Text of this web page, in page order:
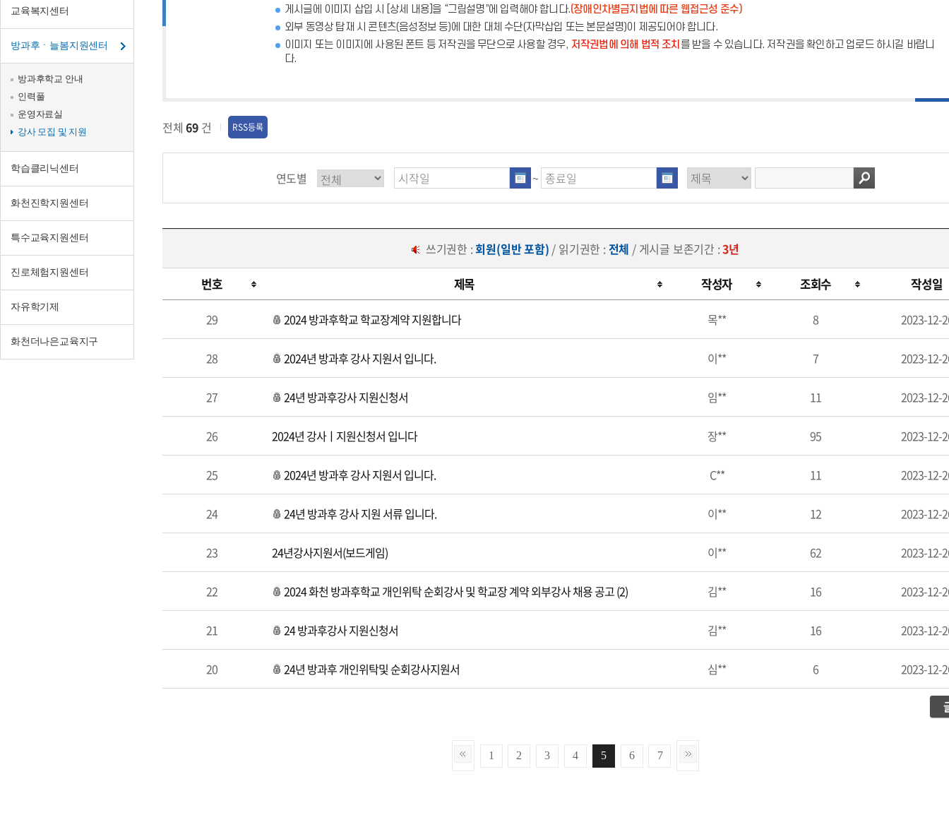
교육복지센터
방과후ㆍ늘봄지원센터
방과후학교 안내
인력풀
운영자료실
강사 모집 및 지원
학습클리닉센터
화천진학지원센터
특수교육지원센터
진로체험지원센터
자유학기제
화천더나은교육지구
게시글에 이미지 삽입 시 [상세 내용]을 “그림설명”에 입력해야 합니다.(장애인차별금지법에 따른 웹접근성 준수)
외부 동영상 탑재 시 콘텐츠(음성정보 등)에 대한 대체 수단(자막삽입 또는 본문설명)이 제공되어야 합니다.
이미지 또는 이미지에 사용된 폰트 등 저작권을 무단으로 사용할 경우, 저작권법에 의해 법적 조치 를 받을 수 있습니다. 저작권을 확인하고 업로드 하시길 바랍니
다.
전체 69 건 RSS등록
연도별 ~
쓰기권한 :회원(일반 포함) / 읽기권한 :전체 / 게시글 보존기간 :3년
모
및
번호 제목 작성자 조회수 작성일
29 2024 방과후학교 학교장계약 지원합니다 목** 8 2023-12-
28 2024년 방과후 강사 지원서 입니다. 이** 7 2023-12-
27 24년 방과후강사 지원신청서 임** 11 2023-12-
26 2024년 강사ㅣ지원신청서 입니다 장** 95 2023-12-
25 2024년 방과후 강사 지원서 입니다. C** 11 2023-12-
24 24년 방과후 강사 지원 서류 입니다. 이** 12 2023-12-
23 24년강사지원서(보드게임) 이** 62 2023-12-
22 2024 화천 방과후학교 개인위탁 순회강사 및 학교장 계약 외부강사 채용 공고 (2) 김** 16 2023-12-
21 24 방과후강사 지원신청서 김** 16 2023-12-
20 24년 방과후 개인위탁및 순회강사지원서 심** 6 2023-12-
1 2 3 4 5 6 7